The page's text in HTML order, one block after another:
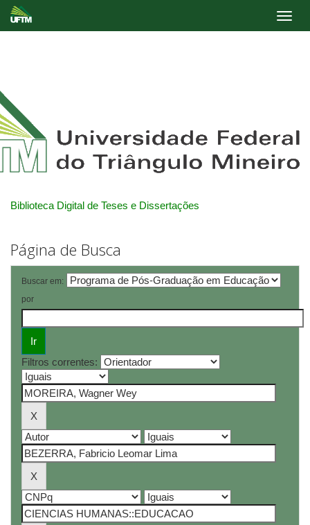
Biblioteca Digital de Teses e Dissertações
Página de Busca
Buscar em:
por
Filtros correntes: